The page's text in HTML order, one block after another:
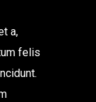
a,
felis